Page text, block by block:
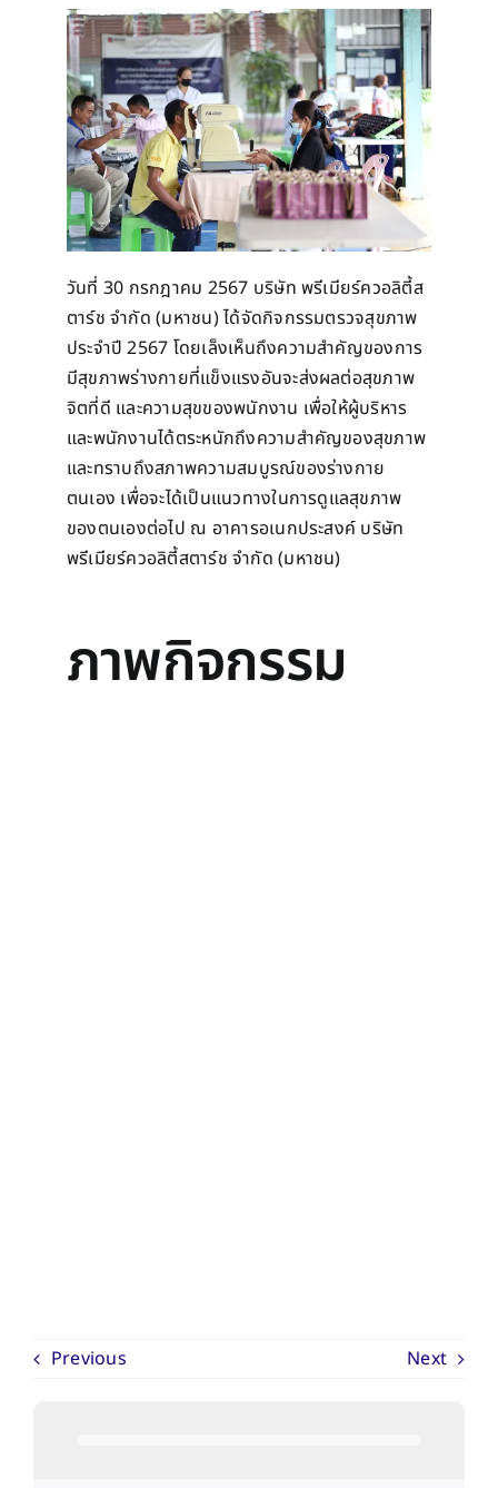
วันที่ 30 กรกฎาคม 2567 บริษัท พรีเมียร์ควอลิตี้ส
ตาร์ช จำกัด (มหาชน) ได้จัดกิจกรรมตรวจสุขภาพ
ประจำปี 2567 โดยเล็งเห็นถึงความสำคัญของการ
มีสุขภาพร่างกายที่แข็งแรงอันจะส่งผลต่อสุขภาพ
จิตที่ดี และความสุขของพนักงาน เพื่อให้ผู้บริหาร
และพนักงานได้ตระหนักถึงความสำคัญของสุขภาพ
และทราบถึงสภาพความสมบูรณ์ของร่างกาย
ตนเอง เพื่อจะได้เป็นแนวทางในการดูแลสุขภาพ
ของตนเองต่อไป ณ อาคารอเนกประสงค์ บริษัท
พรีเมียร์ควอลิตี้สตาร์ช จำกัด (มหาชน)
ภาพกิจกรรม
Previous Next